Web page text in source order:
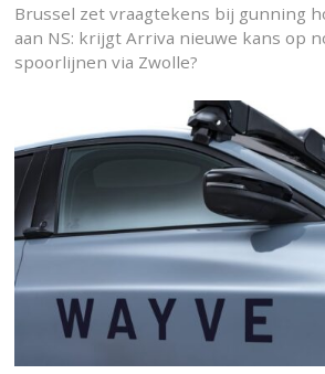
Brussel zet vraagtekens bij gunning
aan NS: krijgt Arriva nieuwe kans op
spoorlijnen via Zwolle?